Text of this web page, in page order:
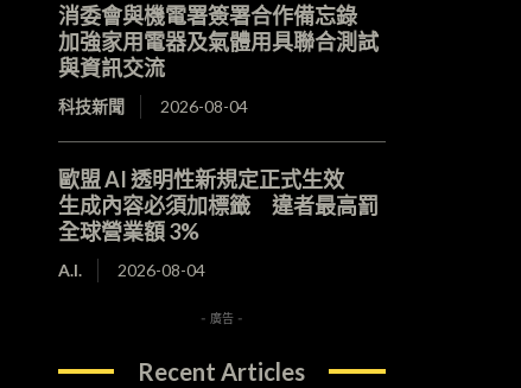
消委會與機電署簽署合作備忘錄
加強家用電器及氣體用具聯合測試
與資訊交流
科技新聞 2026-08-04
歐盟 AI 透明性新規定正式生效
生成內容必須加標籤 違者最高罰
全球營業額 3%
A.I. 2026-08-04
- 廣告 -
Recent Articles